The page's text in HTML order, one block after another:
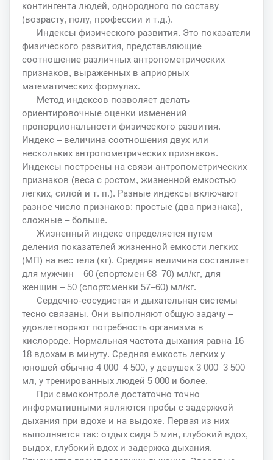
контингента людей, однородного по составу
(возрасту, полу, профессии и т.д.).
Индексы физического развития. Это показатели
физического развития, представляющие
соотношение различных антропометрических
признаков, выраженных в априорных
математических формулах.
Метод индексов позволяет делать
ориентировочные оценки изменений
пропорциональности физического развития.
Индекс – величина соотношения двух или
нескольких антропометрических признаков.
Индексы построены на связи антропометрических
признаков (веса с ростом, жизненной емкостью
легких, силой и т. п.). Разные индексы включают
разное число признаков: простые (два признака),
сложные – больше.
Жизненный индекс определяется путем
деления показателей жизненной емкости легких
(МП) на вес тела (кг). Средняя величина составляет
для мужчин – 60 (спортсмен 68–70) мл/кг, для
женщин – 50 (спортсменки 57–60) мл/кг.
Сердечно-сосудистая и дыхательная системы
тесно связаны. Они выполняют общую задачу –
удовлетворяют потребность организма в
кислороде. Нормальная частота дыхания равна 16 –
18 вдохам в минуту. Средняя емкость легких у
юношей обычно 4 000–4 500, у девушек 3 000–3 500
мл, у тренированных людей 5 000 и более.
При самоконтроле достаточно точно
информативными являются пробы с задержкой
дыхания при вдохе и на выдохе. Первая из них
выполняется так: отдых сидя 5 мин, глубокий вдох,
выдох, глубокий вдох и задержка дыхания.